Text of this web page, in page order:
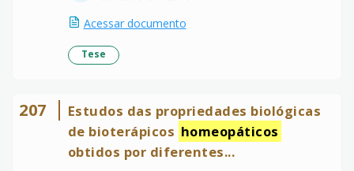
Acessar documento
Tese
207
Estudos das propriedades biológicas
de bioterápicos homeopáticos
obtidos por diferentes...